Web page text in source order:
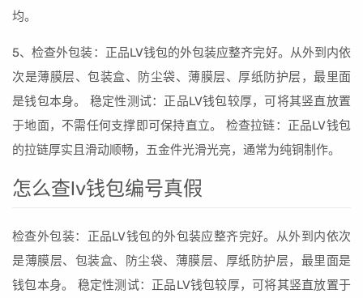
均。
5、检查外包装：正品LV钱包的外包装应整齐完好。从外到内依
次是薄膜层、包装盒、防尘袋、薄膜层、厚纸防护层，最里面
是钱包本身。 稳定性测试：正品LV钱包较厚，可将其竖直放置
于地面，不需任何支撑即可保持直立。 检查拉链：正品LV钱包
的拉链厚实且滑动顺畅，五金件光滑光亮，通常为纯铜制作。
怎么查lv钱包编号真假
检查外包装：正品LV钱包的外包装应整齐完好。从外到内依次
是薄膜层、包装盒、防尘袋、薄膜层、厚纸防护层，最里面是
钱包本身。 稳定性测试：正品LV钱包较厚，可将其竖直放置于